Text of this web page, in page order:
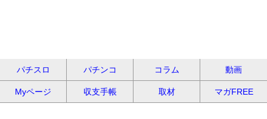
パチスロ パチンコ コラム 動画
Myページ 収支手帳 取材 マガFREE